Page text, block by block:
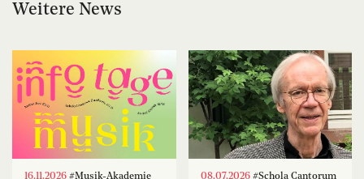
Weitere News
16.11.2026 #Musik-Akademie 08.07.2026#Schola Cantorum